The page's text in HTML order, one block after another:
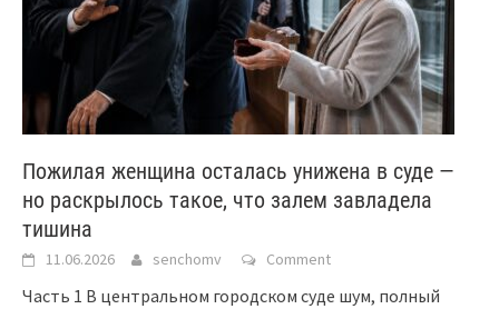
Пожилая женщина осталась унижена в суде —
но раскрылось такое, что залем завладела
тишина
11.06.2026 senchomv Comment
Часть 1 В центральном городском суде шум, полный